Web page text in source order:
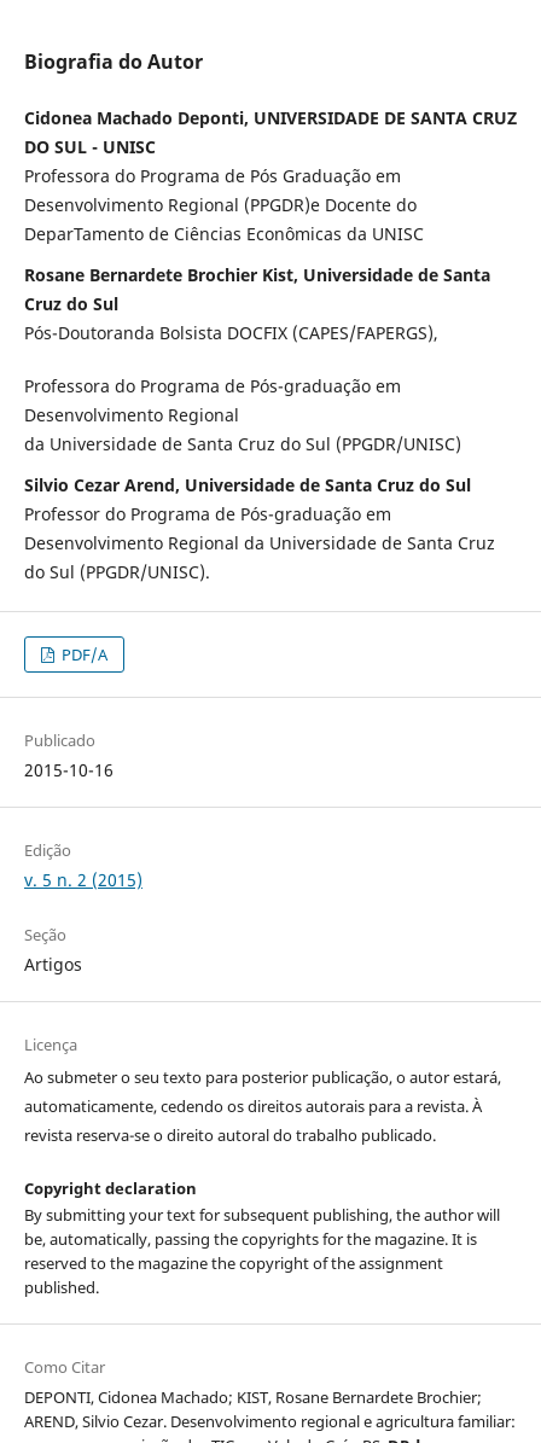
Biografia do Autor
Cidonea Machado Deponti, UNIVERSIDADE DE SANTA CRUZ
DO SUL - UNISC
Professora do Programa de Pós Graduação em
Desenvolvimento Regional (PPGDR)e Docente do
DeparTamento de Ciências Econômicas da UNISC
Rosane Bernardete Brochier Kist, Universidade de Santa
Cruz do Sul
Pós-Doutoranda Bolsista DOCFIX (CAPES/FAPERGS),
Professora do Programa de Pós-graduação em
Desenvolvimento Regional
da Universidade de Santa Cruz do Sul (PPGDR/UNISC)
Silvio Cezar Arend, Universidade de Santa Cruz do Sul
Professor do Programa de Pós-graduação em
Desenvolvimento Regional da Universidade de Santa Cruz
do Sul (PPGDR/UNISC).
PDF/A
Publicado
2015-10-16
Edição
v. 5 n. 2 (2015)
Seção
Artigos
Licença
Ao submeter o seu texto para posterior publicação, o autor estará,
automaticamente, cedendo os direitos autorais para a revista. À
revista reserva-se o direito autoral do trabalho publicado.
Copyright declaration
By submitting your text for subsequent publishing, the author will
be, automatically, passing the copyrights for the magazine. It is
reserved to the magazine the copyright of the assignment
published.
Como Citar
DEPONTI, Cidonea Machado; KIST, Rosane Bernardete Brochier;
AREND, Silvio Cezar. Desenvolvimento regional e agricultura familiar: